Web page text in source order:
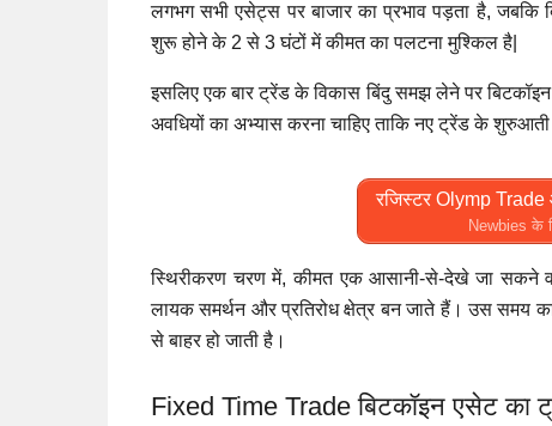
लगभग सभी एसेट्स पर बाजार का प्रभाव पड़ता है,
शुरू होने के 2 से 3 घंटों में कीमत का पलटना मुश्किल है|
इसलिए एक बार ट्रेंड के विकास बिंदु समझ लेने पर बिटकॉइन
अवधियों का अभ्यास करना चाहिए ताकि नए ट्रेंड के शुरुआती
रजिस्टर Olymp Trade
Newbies के
स्थिरीकरण चरण में, कीमत एक आसानी-से-देखे जा सकने
लायक समर्थन और प्रतिरोध क्षेत्र बन जाते हैं। उस
से बाहर हो जाती है।
Fixed Time Trade बिटकॉइन एसेट का